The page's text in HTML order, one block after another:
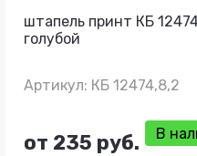
штапель принт КБ
голубой
Артикул: КБ 12474,8,2
от 235 руб. В